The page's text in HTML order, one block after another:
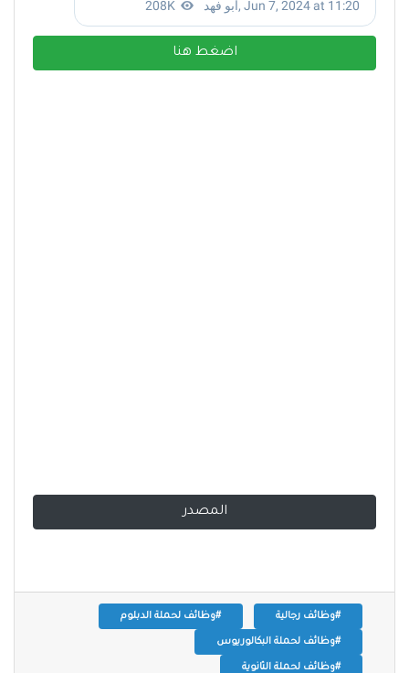
اضغط هنا
المصدر
#وظائف رجالية #وظائف لحملة الدبلوم
#وظائف لحملة البكالوريوس
#وظائف لحملة الثانوية